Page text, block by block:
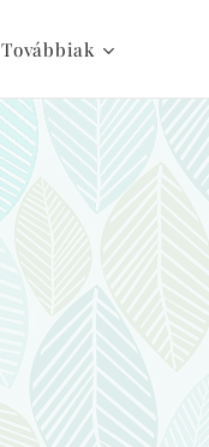
Továbbiak